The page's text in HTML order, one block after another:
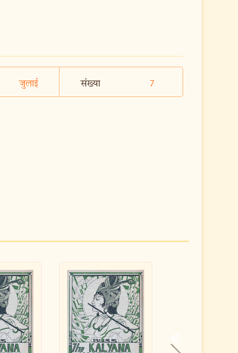
जुलाई संख्या 7